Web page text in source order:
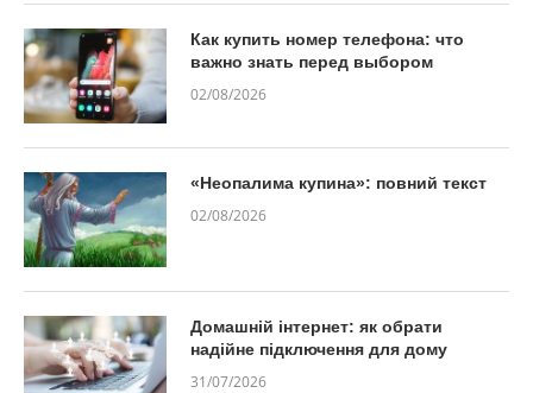
Как купить номер телефона: что
важно знать перед выбором
02/08/2026
«Неопалима купина»: повний текст
02/08/2026
Домашній інтернет: як обрати
надійне підключення для дому
31/07/2026